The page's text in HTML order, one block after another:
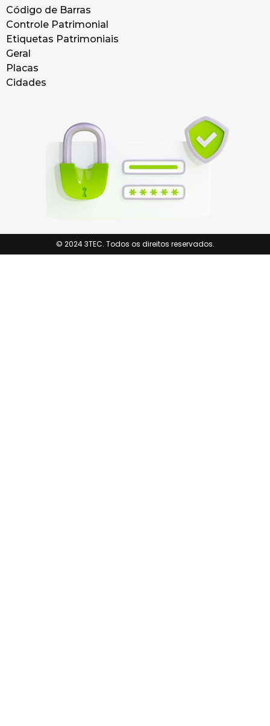
Código de Barras
Controle Patrimonial
Etiquetas Patrimoniais
Geral
Placas
Cidades
© 2024 3TEC. Todos os direitos reservados.